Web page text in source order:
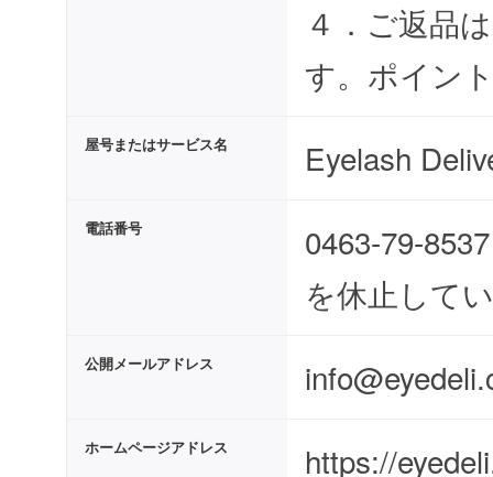
４．ご返品
す。ポイン
屋号またはサービス名 Eyelash
電話番号
0463-79-
を休止して
公開メールアドレス
ホームページアドレス https://